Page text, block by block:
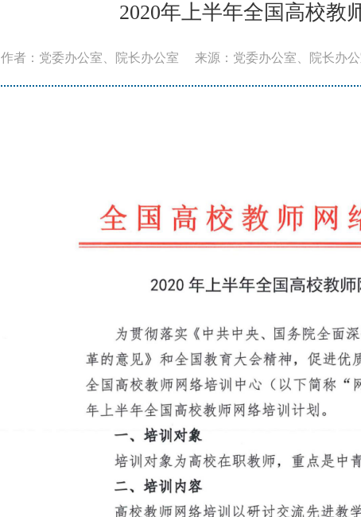
2020年上半年全国高校教
作者：党委办公室、院长办公室 来源：党委办公室、院长办